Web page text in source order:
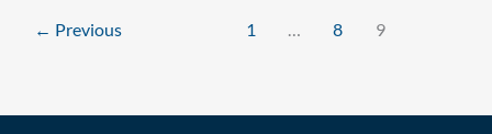
← Previous 1 8 9